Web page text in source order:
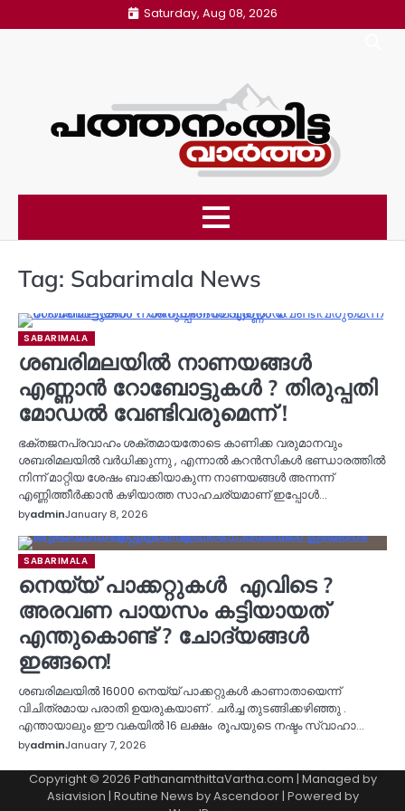
to
Saturday, Aug 08, 2026
Tag: Sabarimala News
SABARIMALA
ശബരിമലയിൽ നാണയങ്ങൾ
എണ്ണാൻ റോബോട്ടുകൾ ? തിരുപ്പതി
മോഡൽ വേണ്ടിവരുമെന്ന് !
ഭക്തജനപ്രവാഹം ശക്തമായതോടെ കാണിക്ക വരുമാനവും
ശബരിമലയിൽ വർധിക്കുന്നു , എന്നാൽ കറൻസികൾ ഭണ്ഡാരത്തിൽ
നിന്ന് മാറ്റിയ ശേഷം ബാക്കിയാകുന്ന നാണയങ്ങൾ അന്നന്ന്
എണ്ണിത്തീർക്കാൻ കഴിയാത്ത സാഹചര്യമാണ് ഇപ്പോൾ…
byadminJanuary 8, 2026
SABARIMALA
നെയ്യ് പാക്കറ്റുകൾ എവിടെ ?
അരവണ പായസം കട്ടിയായത്
എന്തുകൊണ്ട് ? ചോദ്യങ്ങൾ
ഇങ്ങനെ!
ശബരിമലയിൽ 16000 നെയ്യ് പാക്കറ്റുകൾ കാണാതായെന്ന്
വിചിത്രമായ പരാതി ഉയരുകയാണ് . ചർച്ച തുടങ്ങിക്കഴിഞ്ഞു .
എന്തായാലും ഈ വകയിൽ 16 ലക്ഷം രൂപയുടെ നഷ്ടം സ്വാഹാ…
byadminJanuary 7, 2026
Copyright © 2026 PathanamthittaVartha.com | Managed by
Asiavision | Routine News byAscendoor| Powered by